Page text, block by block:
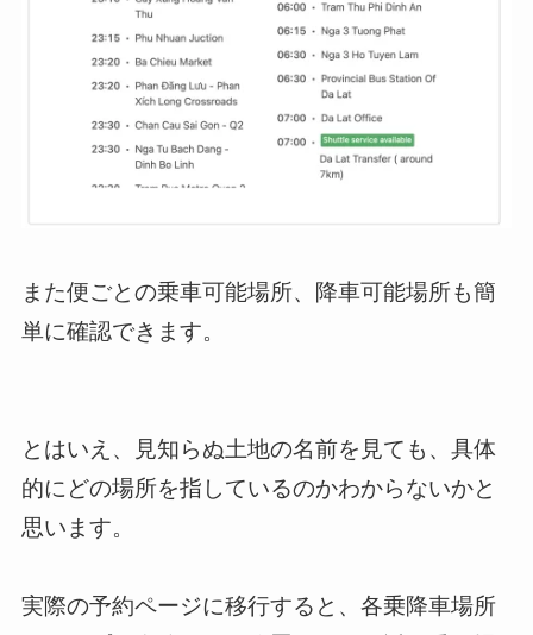
また便ごとの乗車可能場所、降車可能場所も簡
単に確認できます。
とはいえ、見知らぬ土地の名前を見ても、具体
的にどの場所を指しているのかわからないかと
思います。
実際の予約ページに移行すると、各乗降車場所